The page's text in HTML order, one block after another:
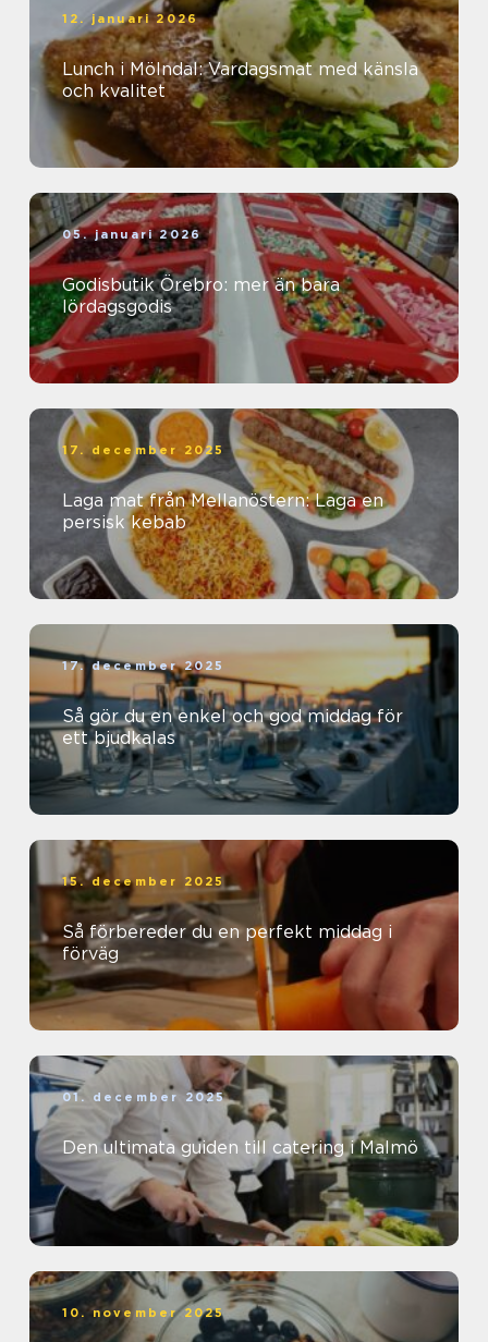
12. januari 2026
Lunch i Mölndal: Vardagsmat med känsla
och kvalitet
05. januari 2026
Godisbutik Örebro: mer än bara
lördagsgodis
17. december 2025
Laga mat från Mellanöstern: Laga en
persisk kebab
17. december 2025
Så gör du en enkel och god middag för
ett bjudkalas
15. december 2025
Så förbereder du en perfekt middag i
förväg
01. december 2025
Den ultimata guiden till catering i Malmö
10. november 2025